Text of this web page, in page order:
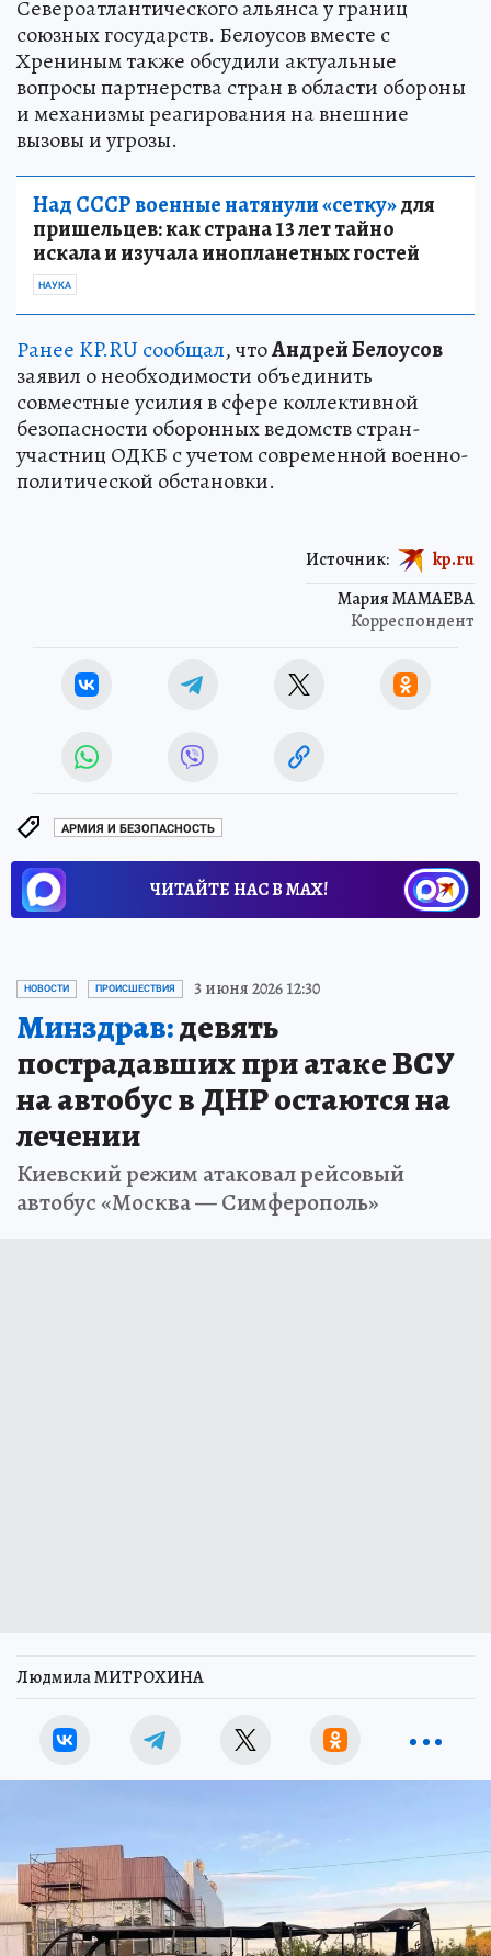
Североатлантического альянса у границ
союзных государств. Белоусов вместе с
Хрениным также обсудили актуальные
вопросы партнерства стран в области обороны
и механизмы реагирования на внешние
вызовы и угрозы.
Над СССР военные натянули «сетку»для
пришельцев: как страна 13 лет тайно
искала и изучала инопланетных гостей
НАУКА
Ранее KP.RU сообщал, чтоАндрей Белоусов
заявил о необходимости объединить
совместные усилия в сфере коллективной
безопасности оборонных ведомств стран-
участниц ОДКБ с учетом современной военно-
политической обстановки.
Мария МАМАЕВА
Корреспондент
Источник: kp.ru
АРМИЯ И БЕЗОПАСНОСТЬ
ЧИТАЙТЕ НАС В МАХ!
НОВОСТИ ПРОИСШЕСТВИЯ 3 июня 2026 12:30
Минздрав:девять
пострадавших при атаке ВСУ
на автобус в ДНР остаются на
лечении
Киевский режим атаковал рейсовый
автобус «Москва — Симферополь»
Людмила МИТРОХИНА